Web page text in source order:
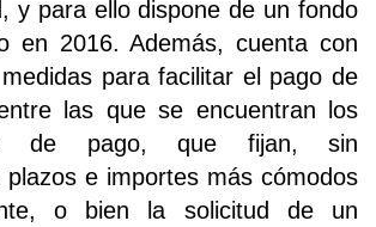
y para ello dispone de un fondo
en 2016. Además, cuenta con
para facilitar el pago de
las que se encuentran los
de pago, que fijan, sin
plazos e importes más cómodos
o bien la solicitud de un